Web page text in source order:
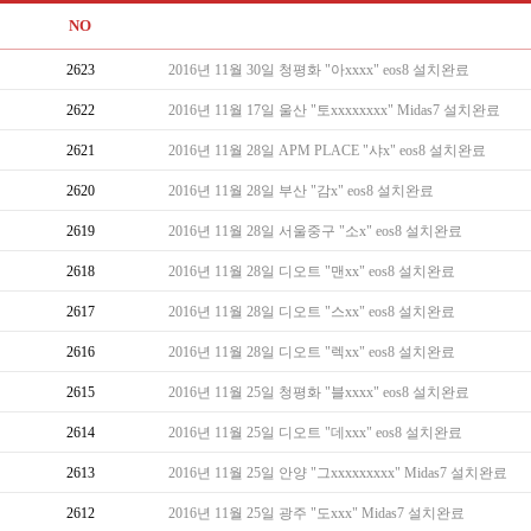
NO
2623 2016년 11월 30일 청평화 "아xxxx" eos8 설치완료
2622 2016년 11월 17일 울산 "토xxxxxxxx" Midas7 설치완료
2621 2016년 11월 28일 APM PLACE "샤x" eos8 설치완료
2620 2016년 11월 28일 부산 "감x" eos8 설치완료
2619 2016년 11월 28일 서울중구 "소x" eos8 설치완료
2618 2016년 11월 28일 디오트 "맨xx" eos8 설치완료
2617 2016년 11월 28일 디오트 "스xx" eos8 설치완료
2616 2016년 11월 28일 디오트 "렉xx" eos8 설치완료
2615 2016년 11월 25일 청평화 "블xxxx" eos8 설치완료
2614 2016년 11월 25일 디오트 "데xxx" eos8 설치완료
2613 2016년 11월 25일 안양 "그xxxxxxxxx" Midas7 설치완료
2612 2016년 11월 25일 광주 "도xxx" Midas7 설치완료